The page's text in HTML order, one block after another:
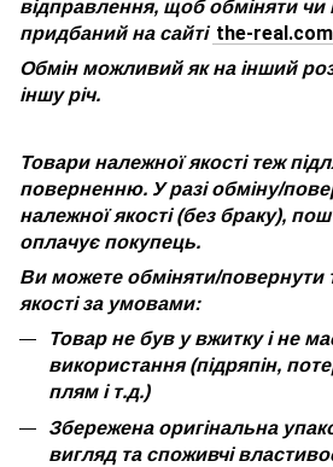
відправлення, щоб обміняти чи
придбаний на сайті the-
Обмін можливий як на інший
іншу річ.
Товари належної якості теж
поверненню. У разі обміну/
належної якості (без браку),
оплачує покупець.
Ви можете обміняти/повернути
якості за умовами:
Товар не був у вжитку і не
використання (підряпін,
плям і т.д.)
Збережена оригінальна
вигляд та споживчі